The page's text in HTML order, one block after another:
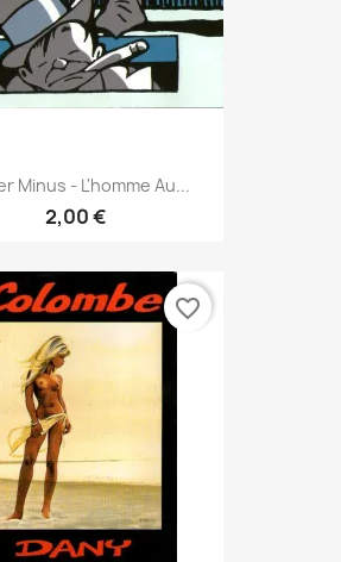
Minus - L'homme Au...
2,00 €
favorite_border